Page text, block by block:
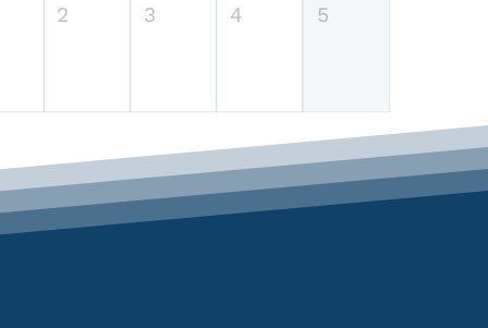
2 3 4 5